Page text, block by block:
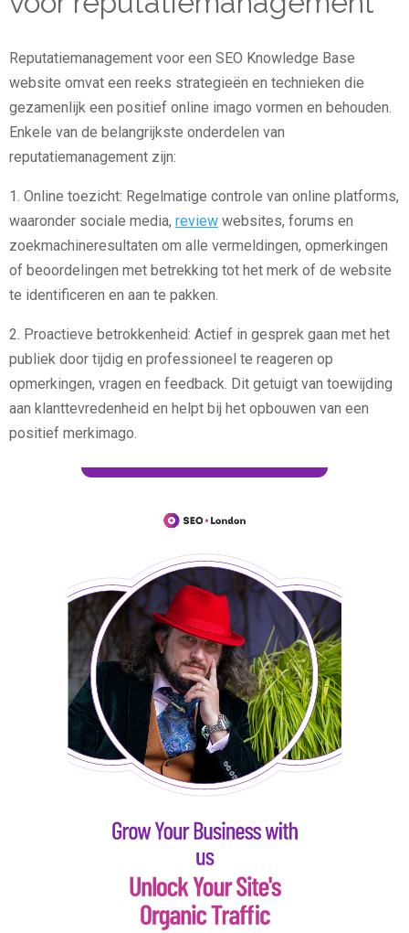
Reputatiemanagement voor een SEO Knowledge Base
website omvat een reeks strategieën en technieken die
gezamenlijk een positief online imago vormen en behouden.
Enkele van de belangrijkste onderdelen van
reputatiemanagement zijn:
1. Online toezicht: Regelmatige controle van online platforms,
waaronder sociale media, review websites, forums en
zoekmachineresultaten om alle vermeldingen, opmerkingen
of beoordelingen met betrekking tot het merk of de website
te identificeren en aan te pakken.
2. Proactieve betrokkenheid: Actief in gesprek gaan met het
publiek door tijdig en professioneel te reageren op
opmerkingen, vragen en feedback. Dit getuigt van toewijding
aan klanttevredenheid en helpt bij het opbouwen van een
positief merkimago.